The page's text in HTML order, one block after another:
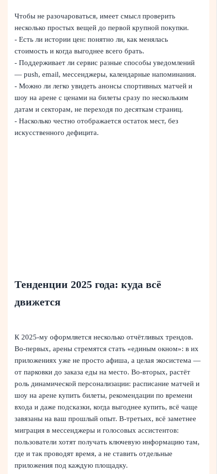
Чтобы не разочароваться, имеет смысл проверить
несколько простых вещей до первой крупной покупки.
- Есть ли истории цен: понятно ли, как менялась
стоимость и когда выгоднее всего брать.
- Поддерживает ли сервис разные способы уведомлений
— push, email, мессенджеры, календарные напоминания.
- Можно ли легко увидеть анонсы спортивных матчей и
шоу на арене с ценами на билеты сразу по нескольким
датам и секторам, не переходя по десяткам страниц.
- Насколько честно отображается остаток мест, без
искусственного дефицита.
Тенденции 2025 года: куда всё
движется
К 2025‑му оформляется несколько отчётливых трендов.
Во‑первых, арены стремятся стать «единым окном»: в их
приложениях уже не просто афиша, а целая экосистема —
от парковки до заказа еды на место. Во‑вторых, растёт
роль динамической персонализации: расписание матчей и
шоу на арене купить билеты, рекомендации по времени
входа и даже подсказки, когда выгоднее купить, всё чаще
завязаны на ваш прошлый опыт. В‑третьих, всё заметнее
миграция в мессенджеры и голосовых ассистентов:
пользователи хотят получать ключевую информацию там,
где и так проводят время, а не ставить отдельные
приложения под каждую площадку.